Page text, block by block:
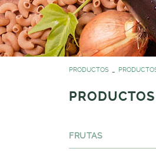
PRODUCTOS
PRODUCTOS
FRUTAS